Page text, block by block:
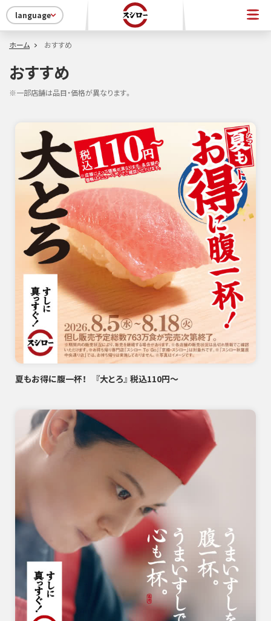
language
ホーム おすすめ
おすすめ
※一部店舗は品目・価格が異なります。
夏もお得に腹一杯！ 『大とろ』 税込110円～